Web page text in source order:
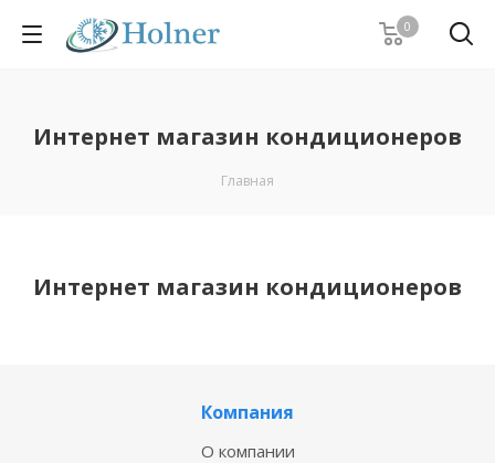
0
Интернет магазин кондиционеров
Главная
Интернет магазин кондиционеров
Компания
О компании